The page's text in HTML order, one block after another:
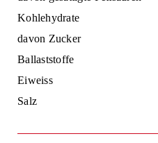
Kohlehydrate
davon Zucker
Ballaststoffe
Eiweiss
Salz